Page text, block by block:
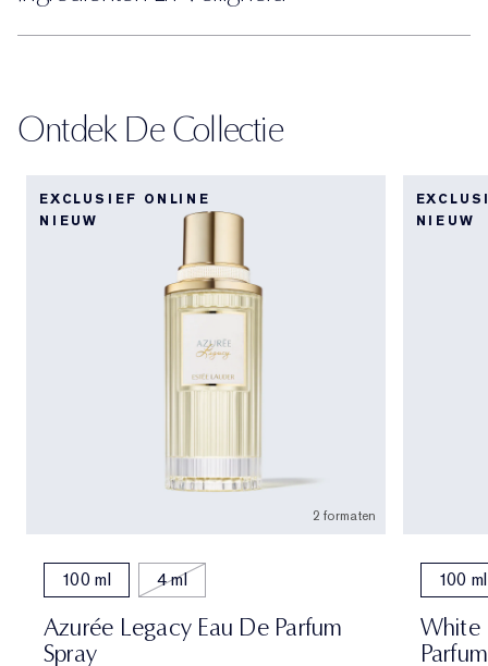
Ontdek De Collectie
EXCLUSIEF ONLINE
NIEUW
2 formaten
100 ml 4 ml
Azurée Legacy Eau De Parfum
Spray
NIEUW
100 ml
White